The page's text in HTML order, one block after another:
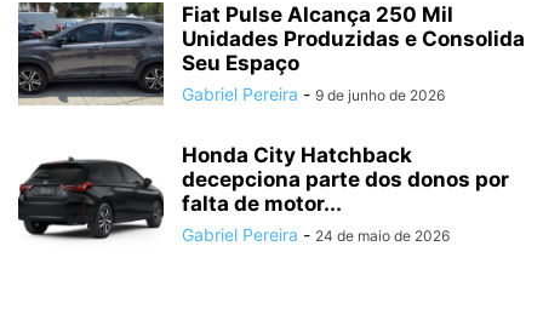
Fiat Pulse Alcança 250 Mil
Unidades Produzidas e Consolida
Seu Espaço
Gabriel Pereira - 9 de junho de 2026
Honda City Hatchback
decepciona parte dos donos por
falta de motor...
Gabriel Pereira - 24 de maio de 2026